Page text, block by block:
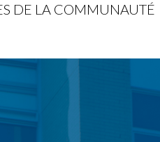
DE LA COMMUNAUTÉ